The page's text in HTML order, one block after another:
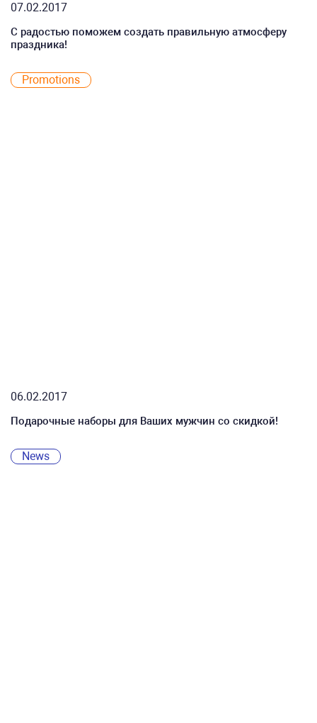
07.02.2017
С радостью поможем создать правильную атмосферу
праздника!
Promotions
06.02.2017
Подарочные наборы для Ваших мужчин со скидкой!
News